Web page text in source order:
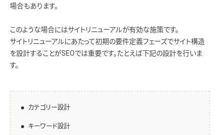
場合もあります。
このような場合にはサイトリニューアルが有効な施策です。
サイトリニューアルにあたって初期の要件定義フェーズでサイト構造
を設計することがSEOでは重要です。たとえば下記の設計を行いま
す。
カテゴリー設計
キーワード設計